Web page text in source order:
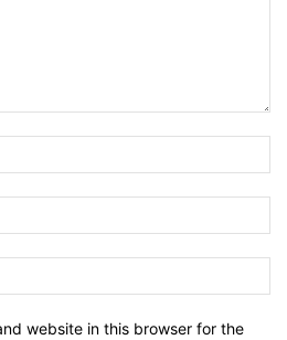
website in this browser for the